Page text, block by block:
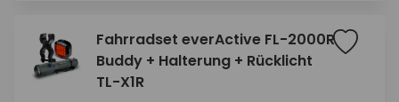
Fahrradset everActive FL-2000R
Buddy + Halterung + Rücklicht
TL-X1R